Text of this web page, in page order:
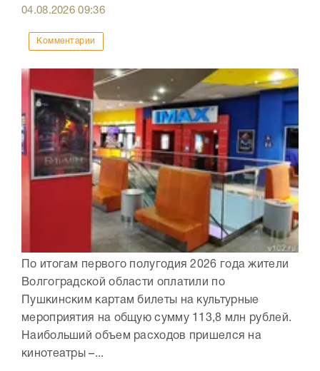
04.08.202609:36
Комментарии
По итогам первого полугодия 2026 года жители
Волгоградской области оплатили по
Пушкинским картам билеты на культурные
мероприятия на общую сумму 113,8 млн рублей.
Наибольший объем расходов пришелся на
кинотеатры –...